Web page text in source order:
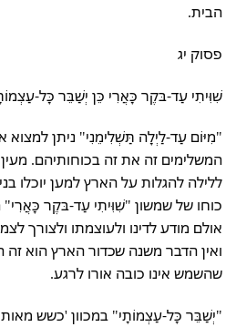
הבית.
פסוק יג
שִׁוִּיתִי עַד-בּקֶר כָּאֲרִי כֵּן יְשַׁבֵּר כָּל-
"מִיּוֹם עַד-לַיְלָה תַּשְׁלִימֵנִי" ניתן למצוא
המשלימים זה את זה בכוחותיהם.
ללילה להגלות על הארץ למען יוכלו
כוחו של שמשון "שִׁוִּיתִי עַד-בּקֶר
אולם מודע לדינו ולעוצמתו ולצורך
ואין הדבר משנה שכדור הארץ הוא
שהשמש אינו כובה אורו לרגע.
"יְשַׁבֵּר כָּל-עַצְמוֹתָי" במכוון 'כשש